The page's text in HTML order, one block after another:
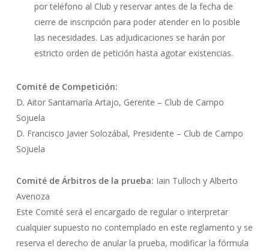
por teléfono al Club y reservar antes de la fecha de
cierre de inscripción para poder atender en lo posible
las necesidades. Las adjudicaciones se harán por
estricto orden de petición hasta agotar existencias.
Comité de Competición:
D. Aitor Santamaría Artajo, Gerente – Club de Campo
Sojuela
D. Francisco Javier Solozábal, Presidente – Club de Campo
Sojuela
Comité de Árbitros de la prueba: Iain Tulloch y Alberto
Avenoza
Este Comité será el encargado de regular o interpretar
cualquier supuesto no contemplado en este reglamento y se
reserva el derecho de anular la prueba, modificar la fórmula